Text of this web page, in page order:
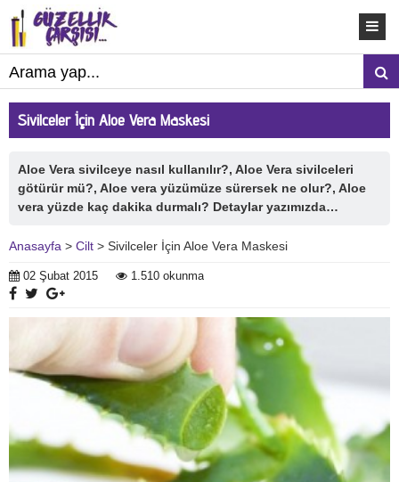
Sivilceler İçin Aloe Vera Maskesi
Aloe Vera sivilceye nasıl kullanılır?, Aloe Vera sivilceleri
götürür mü?, Aloe vera yüzümüze sürersek ne olur?, Aloe
vera yüzde kaç dakika durmalı? Detaylar yazımızda…
Anasayfa > Cilt > Sivilceler İçin Aloe Vera Maskesi
02 Şubat 2015 1.510 okunma